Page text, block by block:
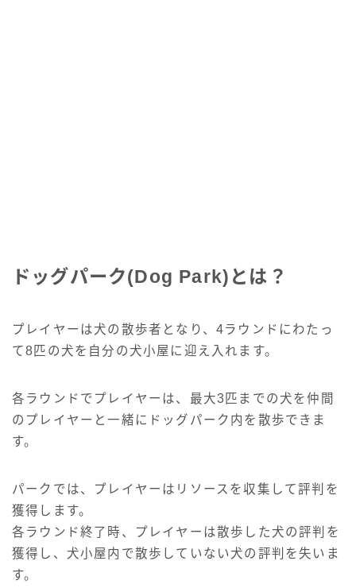
ドッグパーク(Dog Park)とは？
プレイヤーは犬の散歩者となり、4ラウンドにわたっ
て8匹の犬を自分の犬小屋に迎え入れます。
各ラウンドでプレイヤーは、最大3匹までの犬を仲間
のプレイヤーと一緒にドッグパーク内を散歩できま
す。
パークでは、プレイヤーはリソースを収集して評判を
獲得します。
各ラウンド終了時、プレイヤーは散歩した犬の評判を
獲得し、犬小屋内で散歩していない犬の評判を失いま
す。